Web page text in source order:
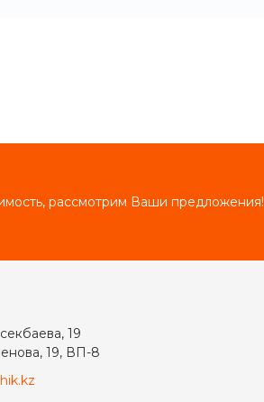
рассмотрим Ваши предложения!
19
19, ВП-8